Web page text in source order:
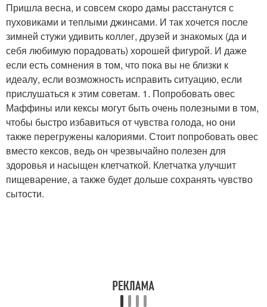
Пришла весна, и совсем скоро дамы расстанутся с
пуховиками и теплыми джинсами. И так хочется после
зимней стужи удивить коллег, друзей и знакомых (да и
себя любимую порадовать) хорошей фигурой. И даже
если есть сомнения в том, что пока вы не близки к
идеалу, если возможность исправить ситуацию, если
прислушаться к этим советам. 1. Попробовать овес
Маффины или кексы могут быть очень полезными в том,
чтобы быстро избавиться от чувства голода, но они
также перегружены калориями. Стоит попробовать овес
вместо кексов, ведь он чрезвычайно полезен для
здоровья и насыщен клетчаткой. Клетчатка улучшит
пищеварение, а также будет дольше сохранять чувство
сытости.